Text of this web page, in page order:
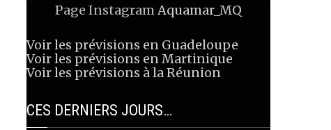
Page InstagramAquamar_MQ
Voir les prévisions en Guadeloupe
Voir les prévisions en Martinique
Voir les prévisions à la Réunion
CES DERNIERS JOURS…